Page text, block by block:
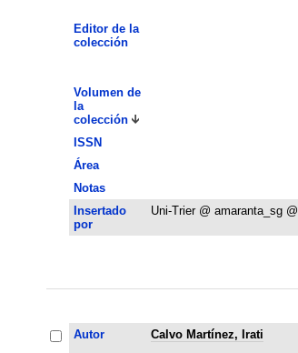
Editor de la
colección
Volumen de
la
colección
ISSN
Área
Notas
Insertado
por
Uni-Trier @ amaranta_sg @
Autor
Calvo Martínez, Irati